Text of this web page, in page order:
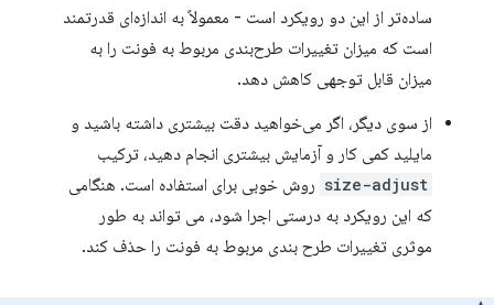
ساده‌تر از این دو رویکرد است - معمولاً به اندازه‌ای قدرتمند
است که میزان تغییرات طرح‌بندی مربوط به فونت را به
میزان قابل توجهی کاهش دهد.
از سوی دیگر، اگر می‌خواهید دقت بیشتری داشته باشید و
مایلید کمی کار و آزمایش بیشتری انجام دهید، ترکیب
size-adjust روش خوبی برای استفاده است. هنگامی
که این رویکرد به درستی اجرا شود، می تواند به طور
موثری تغییرات طرح بندی مربوط به فونت را حذف کند.